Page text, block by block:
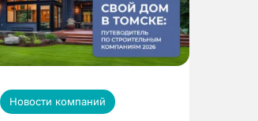
Новости компаний